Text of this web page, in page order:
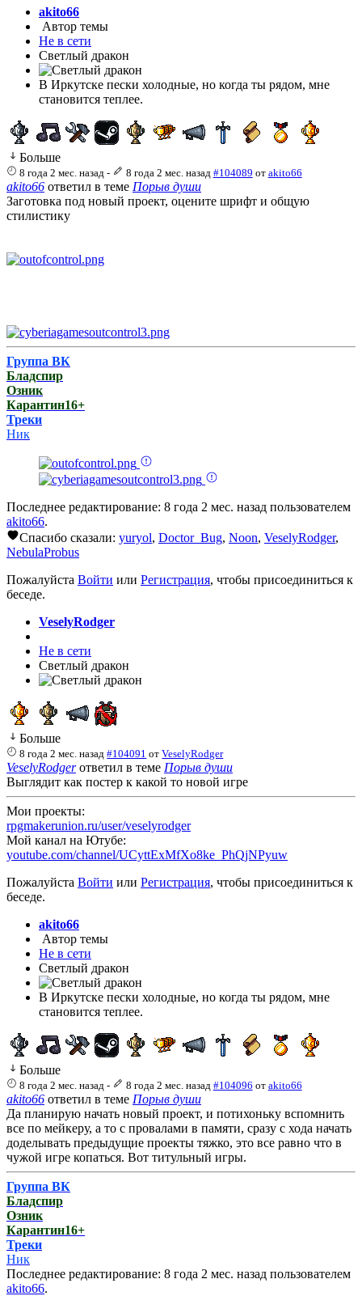
akito66
Автор темы
Не в сети
Светлый дракон
В Иркутске пески холодные, но когда ты рядом, мне
становится теплее.
Больше
8 года 2 мес. назад - 8 года 2 мес. назад #104089 от akito66
akito66 ответил в теме Порыв души
Заготовка под новый проект, оцените шрифт и общую
стилистику
Группа ВК
Бладспир
Озник
Карантин16+
Треки
Ник
Последнее редактирование: 8 года 2 мес. назад пользователем
akito66.
Спасибо сказали: yuryol, Doctor_Bug, Noon, VeselyRodger,
NebulaProbus
Пожалуйста Войти или Регистрация, чтобы присоединиться к
беседе.
VeselyRodger
Не в сети
Светлый дракон
Больше
8 года 2 мес. назад #104091 отVeselyRodger
VeselyRodgerответил в теме Порыв души
Выглядит как постер к какой то новой игре
Мои проекты:
rpgmakerunion.ru/user/veselyrodger
Мой канал на Ютубе:
youtube.com/channel/UCyttExMfXo8ke_PhQjNPyuw
Пожалуйста Войти или Регистрация, чтобы присоединиться к
беседе.
akito66
Автор темы
Не в сети
Светлый дракон
В Иркутске пески холодные, но когда ты рядом, мне
становится теплее.
Больше
8 года 2 мес. назад - 8 года 2 мес. назад #104096 от akito66
akito66 ответил в теме Порыв души
Да планирую начать новый проект, и потихоньку вспомнить
все по мейкеру, а то с провалами в памяти, сразу с хода начать
доделывать предыдущие проекты тяжко, это все равно что в
чужой игре копаться. Вот титульный игры.
Группа ВК
Бладспир
Озник
Карантин16+
Треки
Ник
Последнее редактирование: 8 года 2 мес. назад пользователем
akito66.